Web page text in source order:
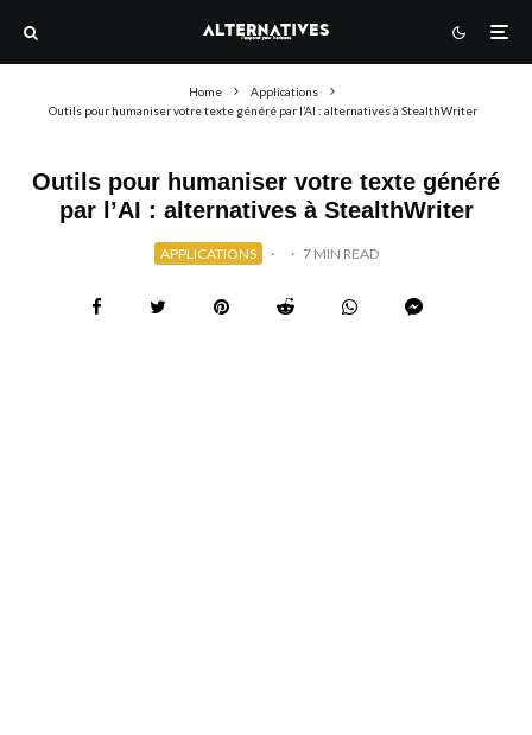
Home
Applications
Outils pour humaniser votre texte généré par l’AI : alternatives à StealthWriter
Outils pour humaniser votre texte généré
par l’AI : alternatives à StealthWriter
APPLICATIONS · · 7 MIN READ